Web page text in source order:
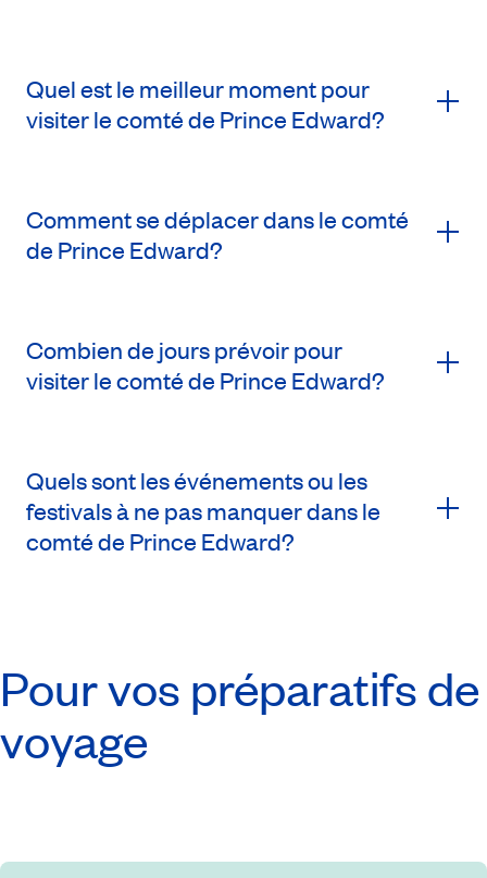
Quel est le meilleur moment pour
visiter le comté de Prince Edward?
Comment se déplacer dans le comté
de Prince Edward?
Combien de jours prévoir pour
visiter le comté de Prince Edward?
Quels sont les événements ou les
festivals à ne pas manquer dans le
comté de Prince Edward?
Pour vos préparatifs de
voyage